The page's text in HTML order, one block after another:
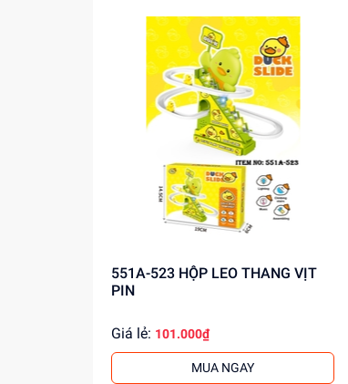
551A-523 HỘP LEO THANG VỊT
PIN
Giá lẻ: 101.000₫
MUA NGAY